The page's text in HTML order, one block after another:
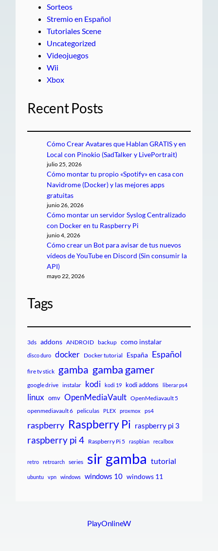
Sorteos
Stremio en Español
Tutoriales Scene
Uncategorized
Videojuegos
Wii
Xbox
Recent Posts
Cómo Crear Avatares que Hablan GRATIS y en
Local con Pinokio (SadTalker y LivePortrait)
julio 25, 2026
Cómo montar tu propio «Spotify» en casa con
Navidrome (Docker) y las mejores apps
gratuitas
junio 26, 2026
Cómo montar un servidor Syslog Centralizado
con Docker en tu Raspberry Pi
junio 4, 2026
Cómo crear un Bot para avisar de tus nuevos
vídeos de YouTube en Discord (Sin consumir la
API)
mayo 22, 2026
Tags
3ds addons ANDROID backup como instalar
disco duro docker Docker tutorial España Español
fire tv stick gamba gamba gamer
google drive instalar kodi kodi 19 kodi addons liberar ps4
linux omv OpenMediaVault OpenMediavault 5
openmediavault 6 peliculas PLEX proxmox ps4
raspberry Raspberry Pi raspberry pi 3
raspberry pi 4 Raspberry Pi 5 raspbian recalbox
retro retroarch series sir gamba tutorial
ubuntu vpn windows windows 10 windows 11
PlayOnlineW